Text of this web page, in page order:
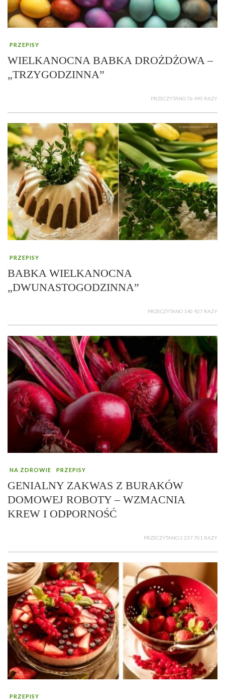
PRZEPISY
WIELKANOCNA BABKA DROŻDŻOWA –
„TRZYGODZINNA”
PRZECZYTANO 76 495 RAZY
PRZEPISY
BABKA WIELKANOCNA
„DWUNASTOGODZINNA”
PRZECZYTANO 140 927 RAZY
NA ZDROWIE PRZEPISY
GENIALNY ZAKWAS Z BURAKÓW
DOMOWEJ ROBOTY – WZMACNIA
KREW I ODPORNOŚĆ
PRZECZYTANO 2 237 701 RAZY
PRZEPISY